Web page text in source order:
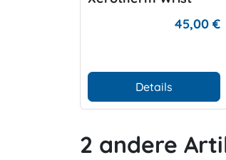
45,00 €
Details
2 andere